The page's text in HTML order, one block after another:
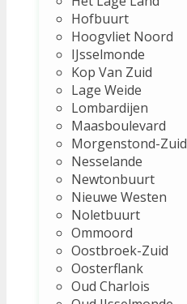
Hofbuurt
Hoogvliet Noord
IJsselmonde
Kop Van Zuid
Lage Weide
Lombardijen
Maasboulevard
Morgenstond-Zuid
Nesselande
Newtonbuurt
Nieuwe Westen
Noletbuurt
Ommoord
Oostbroek-Zuid
Oosterflank
Oud Charlois